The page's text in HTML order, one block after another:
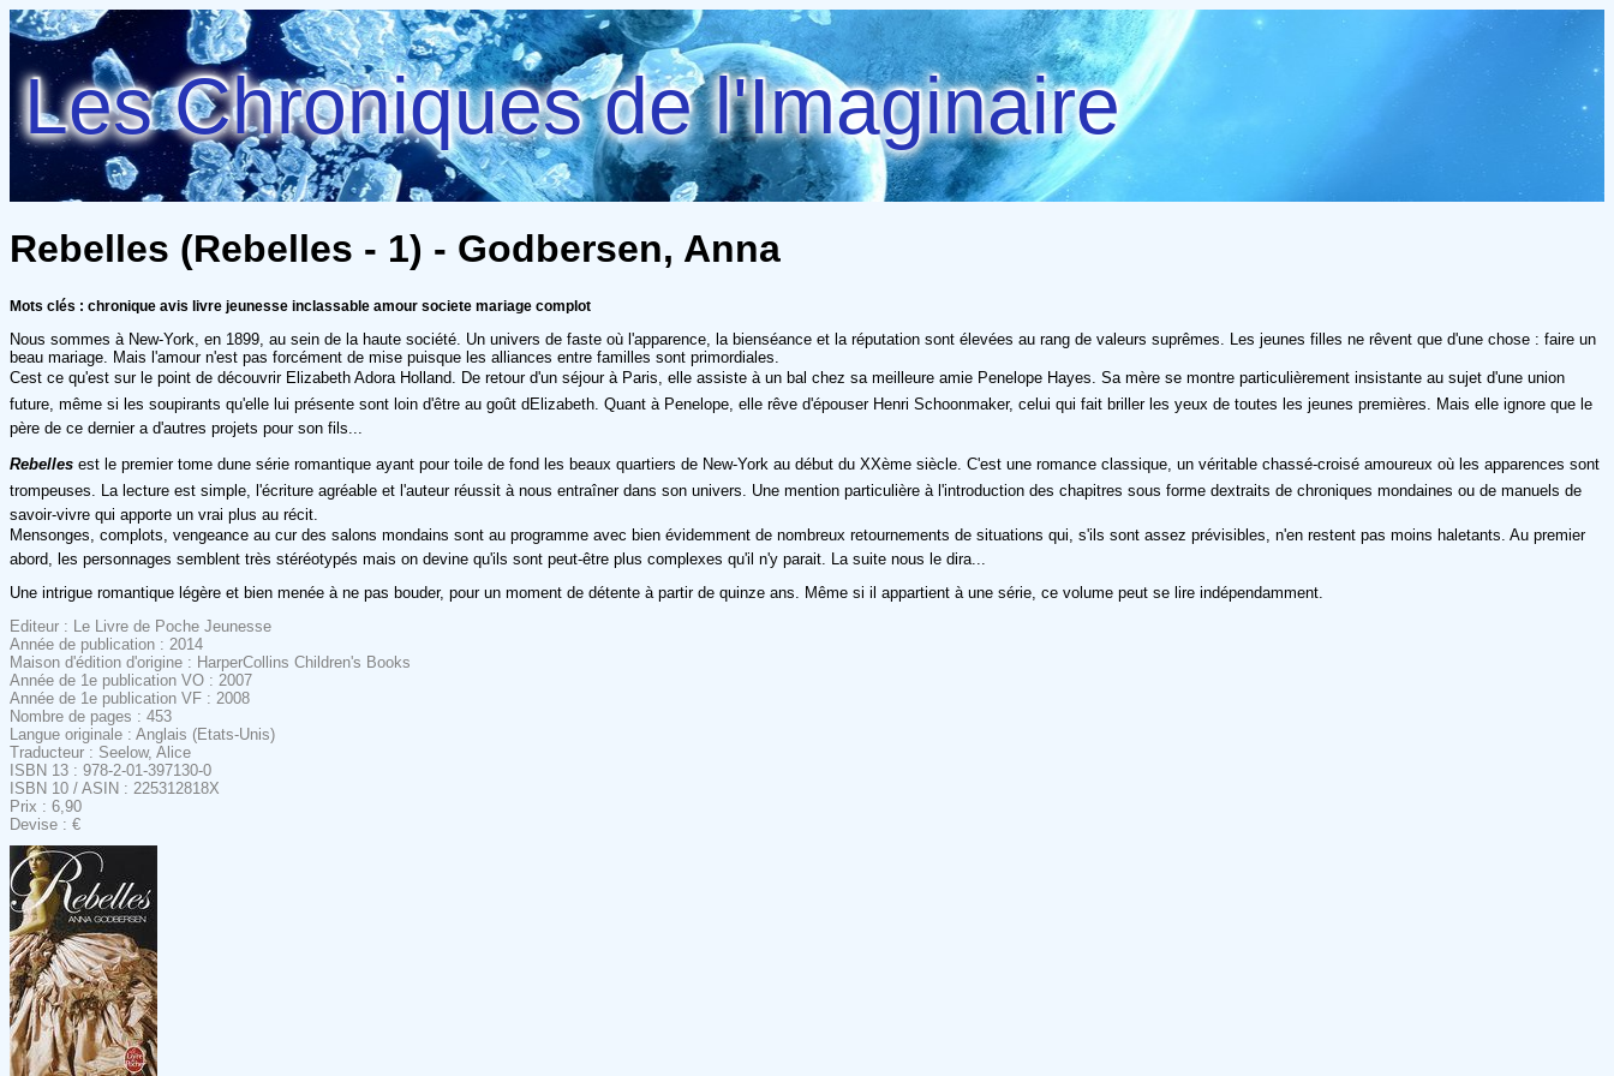
Les Chroniques de l'Imaginaire
Rebelles (Rebelles - 1) - Godbersen, Anna
Mots clés : chronique avis livre jeunesse inclassable amour societe mariage complot
Nous sommes à New-York, en 1899, au sein de la haute société. Un univers de faste où l'apparence, la bienséance et la réputation sont élevées au rang de valeurs suprêmes. Les jeunes filles ne rêvent que d'une chose : faire un
beau mariage. Mais l'amour n'est pas forcément de mise puisque les alliances entre familles sont primordiales.
Cest ce qu'est sur le point de découvrir Elizabeth Adora Holland. De retour d'un séjour à Paris, elle assiste à un bal chez sa meilleure amie Penelope Hayes. Sa mère se montre particulièrement insistante au sujet d'une union
future, même si les soupirants qu'elle lui présente sont loin d'être au goût dElizabeth. Quant à Penelope, elle rêve d'épouser Henri Schoonmaker, celui qui fait briller les yeux de toutes les jeunes premières. Mais elle ignore que le
père de ce dernier a d'autres projets pour son fils...
Rebelles est le premier tome dune série romantique ayant pour toile de fond les beaux quartiers de New-York au début du XXème siècle. C'est une romance classique, un véritable chassé-croisé amoureux où les apparences sont
trompeuses. La lecture est simple, l'écriture agréable et l'auteur réussit à nous entraîner dans son univers. Une mention particulière à l'introduction des chapitres sous forme dextraits de chroniques mondaines ou de manuels de
savoir-vivre qui apporte un vrai plus au récit.
Mensonges, complots, vengeance au cur des salons mondains sont au programme avec bien évidemment de nombreux retournements de situations qui, s'ils sont assez prévisibles, n'en restent pas moins haletants. Au premier
abord, les personnages semblent très stéréotypés mais on devine qu'ils sont peut-être plus complexes qu'il n'y parait. La suite nous le dira...
Une intrigue romantique légère et bien menée à ne pas bouder, pour un moment de détente à partir de quinze ans. Même si il appartient à une série, ce volume peut se lire indépendamment.
Editeur : Le Livre de Poche Jeunesse
Année de publication : 2014
Maison d'édition d'origine : HarperCollins Children's Books
Année de 1e publication VO : 2007
Année de 1e publication VF : 2008
Nombre de pages : 453
Langue originale : Anglais (Etats-Unis)
Traducteur : Seelow, Alice
ISBN 13 : 978-2-01-397130-0
ISBN 10 / ASIN : 225312818X
Prix : 6,90
Devise : €